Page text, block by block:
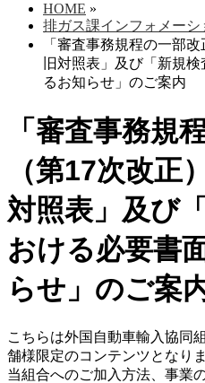
HOME »
排ガス課インフォメーシ
「審査事務規程の一部
旧対照表」及び「新規
るお知らせ」のご案内
「審査事務規
（第17次改正
対照表」及び
おける必要書
らせ」のご案
こちらは外国自動車輸入協同
舗様限定のコンテンツとなりま
当組合へのご加入方法、事業